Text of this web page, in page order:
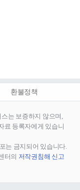
환불정책
는 보증하지 않으며,
료 등록자에게 있습니
는 금지되어 있습니다.
터의 저작권침해 신고